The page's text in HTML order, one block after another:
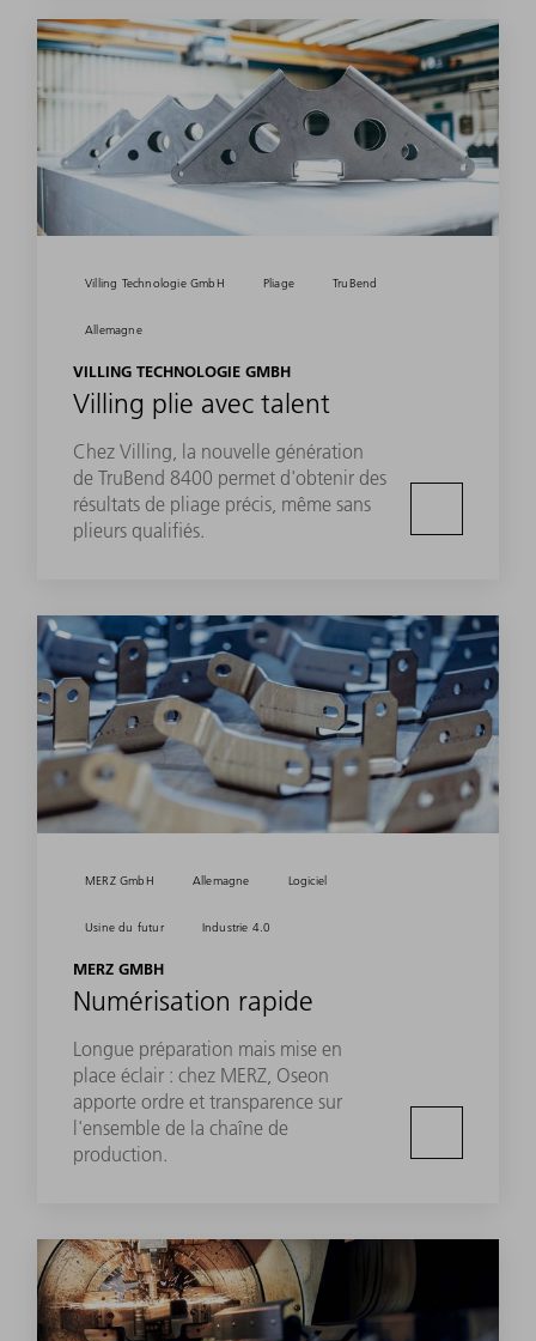
Villing Technologie GmbH Pliage TruBend
Allemagne
VILLING TECHNOLOGIE GMBH
Villing plie avec talent
Chez Villing, la nouvelle génération
de TruBend 8400 permet d'obtenir des
résultats de pliage précis, même sans
plieurs qualifiés.
MERZ GmbH Allemagne Logiciel
Usine du futur Industrie 4.0
MERZ GMBH
Numérisation rapide
Longue préparation mais mise en
place éclair : chez MERZ, Oseon
apporte ordre et transparence sur
l'ensemble de la chaîne de
production.